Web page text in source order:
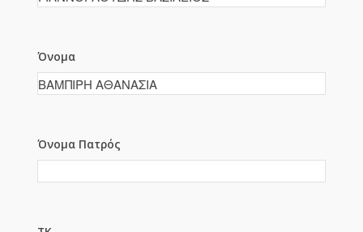
Όνομα
Όνομα Πατρός